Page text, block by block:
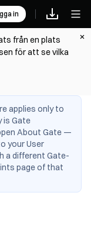
in
från en plats
för att se vilka
applies only to
is Gate
About Gate —
your User
a different Gate-
page of that